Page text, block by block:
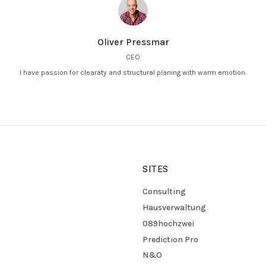
Oliver Pressmar
CEO
I have passion for clearaty and structural planing with warm emotion.
SITES
Consulting
Hausverwaltung
089hochzwei
Prediction Pro
N&O